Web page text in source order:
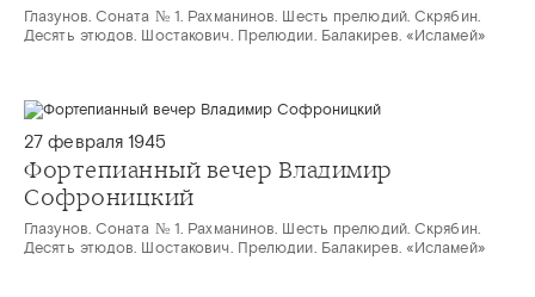
Глазунов. Соната № 1. Рахманинов. Шесть прелюдий. Скрябин.
Десять этюдов. Шостакович. Прелюдии. Балакирев. «Исламей»
27 февраля 1945
Фортепианный вечер Владимир
Софроницкий
Глазунов. Соната № 1. Рахманинов. Шесть прелюдий. Скрябин.
Десять этюдов. Шостакович. Прелюдии. Балакирев. «Исламей»